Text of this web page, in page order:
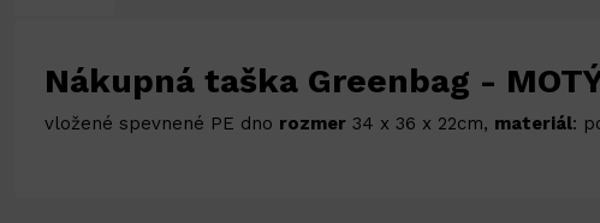
Nákupná taška Greenbag -
vložené spevnené PE dno rozmer 34 x 36 x 22cm, materiál: